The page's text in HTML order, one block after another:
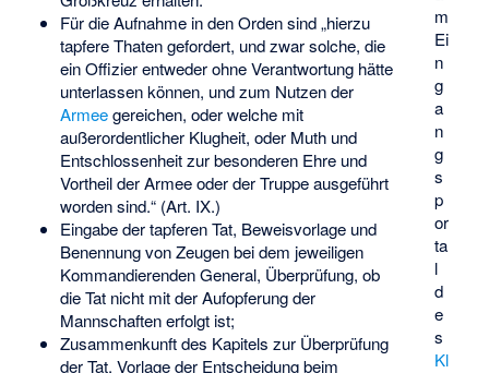
m
Ei
n
g
a
n
g
s
p
or
ta
l
d
e
s
Kl
Für die Aufnahme in den Orden sind „hierzu
tapfere Thaten gefordert, und zwar solche, die
ein Offizier entweder ohne Verantwortung hätte
unterlassen können, und zum Nutzen der
Armeegereichen, oder welche mit
außerordentlicher Klugheit, oder Muth und
Entschlossenheit zur besonderen Ehre und
Vortheil der Armee oder der Truppe ausgeführt
worden sind.“ (Art. IX.)
Eingabe der tapferen Tat, Beweisvorlage und
Benennung von Zeugen bei dem jeweiligen
Kommandierenden General, Überprüfung, ob
die Tat nicht mit der Aufopferung der
Mannschaften erfolgt ist;
Zusammenkunft des Kapitels zur Überprüfung
der Tat, Vorlage der Entscheidung beim